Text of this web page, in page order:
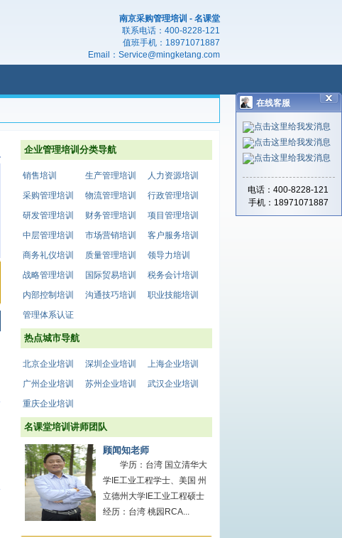
南京采购管理培训 - 名课堂
联系电话： 400-8228-121
值班手机： 18971071887
Email： Service@mingketang.com
企业管理培训分类导航
销售培训 生产管理培训
人力资源培训
采购管理培训
物流管理培训
行政管理培训
研发管理培训
财务管理培训
项目管理培训
中层管理培训
市场营销培训
客户服务培训
商务礼仪培训
质量管理培训
领导力培训
战略管理培训
国际贸易培训
税务会计培训
内部控制培训
沟通技巧培训
职业技能培训
管理体系认证
热点城市导航
北京企业培训 深圳企业培训
上海企业培训
广州企业培训
苏州企业培训
武汉企业培训
重庆企业培训
名课堂培训讲师团队
顾闻知老师
学历：台湾 国立清华大
学IE工业工程学士、美国 州
立德州大学IE工业工程硕士
经历：台湾 桃园RCA...
在线客服
电话：400-8228-121
手机：18971071887